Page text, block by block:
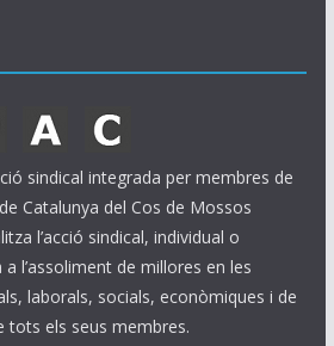
sindical integrada per membres de
Catalunya del Cos de Mossos
l’acció sindical, individual o
a l’assoliment de millores en les
laborals, socials, econòmiques i de
tots els seus membres.